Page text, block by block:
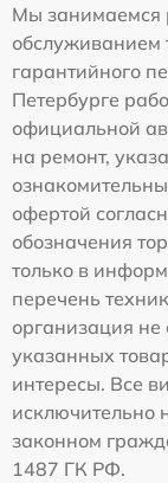
Мы занимаемся
обслуживанием
гарантийного
Петербурге
официальной
на ремонт,
офертой
обозначения
только в
перечень
организация
указанных
интересы. Все
исключительно
законном
1487 ГК РФ.